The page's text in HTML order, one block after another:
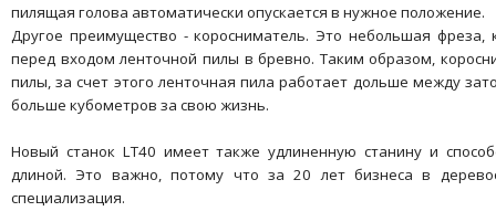
пилящая голова автоматически опускается в нужное положение.
Другое преимущество - коросниматель. Это небольшая фреза,
перед входом ленточной пилы в бревно. Таким образом,
пилы, за счет этого ленточная пила работает дольше между
больше кубометров за свою жизнь.
Новый станок LT40 имеет также удлиненную станину и
длиной. Это важно, потому что за 20 лет бизнеса в
специализация.